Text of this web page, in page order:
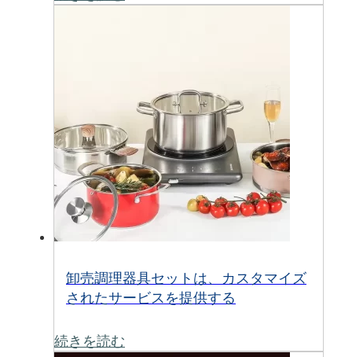
卸売調理器具セットは、カスタマイズ
されたサービスを提供する
続きを読む